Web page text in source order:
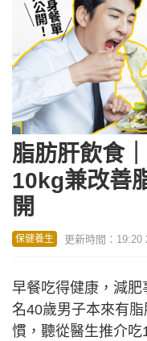
脂肪肝飲食
10kg兼改善
開
保健養生 更新時間：19:20
早餐吃得健康，減
名40歲男子本來有
慣，聽從醫生推介